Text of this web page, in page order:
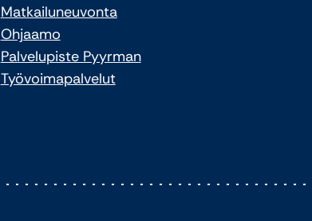
Matkailuneuvonta
Ohjaamo
Palvelupiste Pyyrman
Työvoimapalvelut